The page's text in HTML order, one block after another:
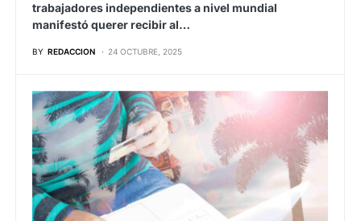
trabajadores independientes a nivel mundial
manifestó querer recibir al…
BY REDACCION 24 OCTUBRE, 2025